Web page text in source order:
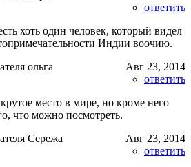
ответить
хоть один человек, который видел
Индии воочию.
Авг 23, 2014
ответить
место в мире, но кроме него
что можно посмотреть.
Авг 23, 2014
ответить